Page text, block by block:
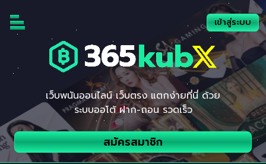
content
เว็บพนันออนไลน์ เว็บตรง แตกง่ายที่นี่ ด้วย
ระบบออโต้ ฝาก-ถอน รวดเร็ว
สมัครสมาชิก
เข้าสู่ระบบ